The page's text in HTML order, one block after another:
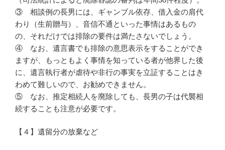
③ 相談例の長男には、ギャンブル依存、借入金の肩代
わり（生前贈与）、音信不通といった事情はあるもの
の、それだけでは排除の要件は満たさないでしょう。
④ なお、遺言書でも排除の意思表示をすることができ
ますが、もっともよく事情を知っている者が他界した後
に、遺言執行者が虐待や非行の事実を立証することはき
わめて難しいので、お勧めできません。
⑤ なお、推定相続人を廃除しても、長男の子は代襲相
続することも注意が必要です。
【４】遺留分の放棄など